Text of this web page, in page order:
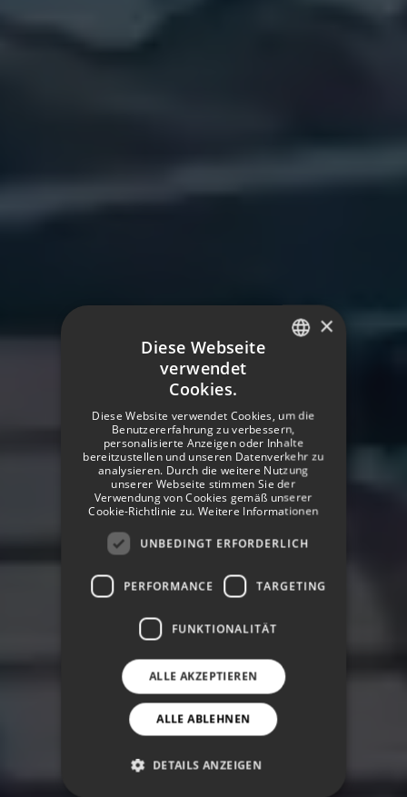
GERMAN
×
Diese Webseite
verwendet
Cookies.
Diese Website verwendet Cookies, um die
Benutzererfahrung zu verbessern,
personalisierte Anzeigen oder Inhalte
bereitzustellen und unseren Datenverkehr zu
analysieren. Durch die weitere Nutzung
unserer Webseite stimmen Sie der
Verwendung von Cookies gemäß unserer
Cookie-Richtlinie zu. Weitere Informationen
UNBEDINGT ERFORDERLICH
PERFORMANCE TARGETING
FUNKTIONALITÄT
ALLE AKZEPTIEREN
ALLE ABLEHNEN
DETAILS ANZEIGEN